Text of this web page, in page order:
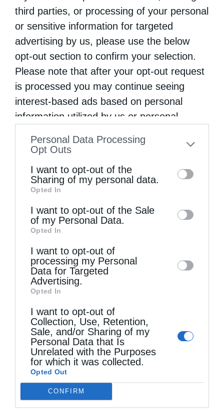
third parties, or processing of your personal
or sensitive information for targeted
advertising by us, please use the below
opt-out section to confirm your selection.
Please note that after your opt-out request
is processed you may continue seeing
interest-based ads based on personal
information utilized by us or personal
to your opt-out. You may separately opt-out
information by third parties on the IAB’s list
of downstream participants. This
information may also be disclosed by us to
third parties on theIAB’s List of
Downstream Participants
disclose it to other third parties.
Personal Data Processing
Opt Outs
I want to opt-out of the
Sharing of my personal data.
Opted In
I want to opt-out of the Sale
of my Personal Data.
Opted In
I want to opt-out of
processing my Personal
Data for Targeted
Advertising.
Opted In
I want to opt-out of
Collection, Use, Retention,
Sale, and/or Sharing of my
Personal Data that Is
Unrelated with the Purposes
for which it was collected.
Opted Out
CONFIRM
κάθε …
Τελευταία άρθρα
Η LEROY MERLIN στηρίζει τον Ελληνικό Ερυθρό
Σταυρό με δωρεά επιχειρησιακού εξοπλισμού για